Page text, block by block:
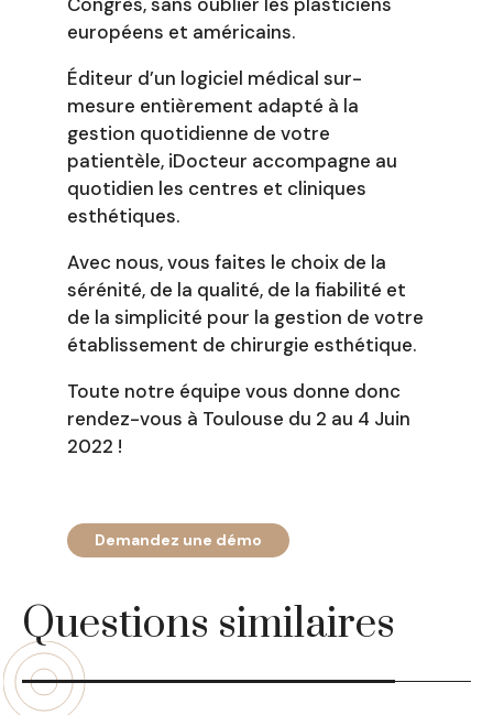
européens et américains.
Éditeur d’un logiciel médical sur-
mesure entièrement adapté à la
gestion quotidienne de votre
patientèle, iDocteur accompagne au
quotidien les centres et cliniques
esthétiques.
Avec nous, vous faites le choix de la
sérénité, de la qualité, de la fiabilité et
de la simplicité pour la gestion de votre
établissement de chirurgie esthétique.
Toute notre équipe vous donne donc
rendez-vous à Toulouse du 2 au 4 Juin
2022 !
Demandez une démo
Questions similaires